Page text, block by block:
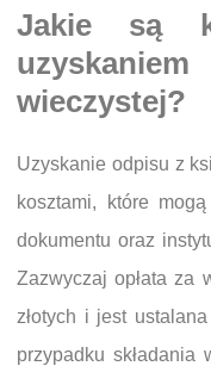
Jakie są
wieczystej?
Uzyskanie odpisu z
kosztami, które
dokumentu oraz
Zazwyczaj opłata za
złotych i jest
przypadku składania